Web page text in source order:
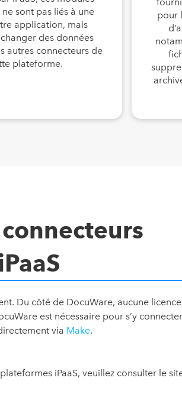
ne sont pas liés à une
application, mais
des données
autres connecteurs de
plateforme.
pour
Du côté de DocuWare, aucune licence
est nécessaire pour s’y
via Make.
iPaaS, veuillez consulter le